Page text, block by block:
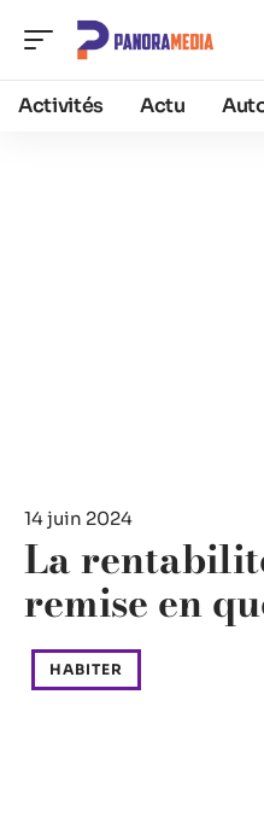
Activités Actu
14 juin 2024
La
remise en
HABITER